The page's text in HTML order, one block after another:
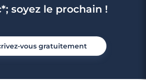
soyez le prochain !
vous gratuitement